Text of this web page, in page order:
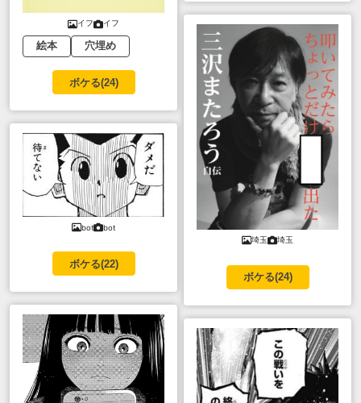
イフ イフ
絵本 穴埋め
ボケる(24)
bot bot
ボケる(22)
埼玉 埼玉
ボケる(24)